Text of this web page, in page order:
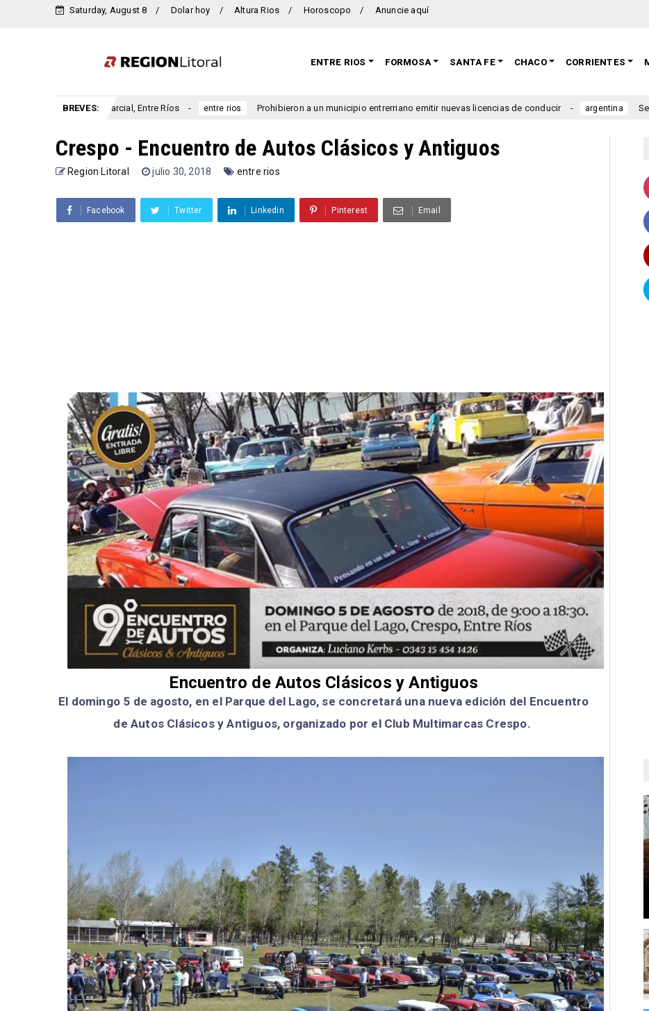
Saturday, August 8 Dolar hoy Altura Rios Horoscopo Anuncie aquí
ENTRE RIOS FORMOSA SANTA FE CHACO CORRIENTES
BREVES:
San Marcial, Entre Ríos entre rios Prohibieron a un municipio entrerriano emitir nuevas licencias de conducir argentina Se lanzó una
Crespo - Encuentro de Autos Clásicos y Antiguos
Region Litoral julio 30, 2018 entre rios
Facebook Twitter Linkedin Pinterest Email
Encuentro de Autos Clásicos y Antiguos
El domingo 5 de agosto, en el Parque del Lago, se concretará una nueva edición del Encuentro
de Autos Clásicos y Antiguos, organizado por el Club Multimarcas Crespo.